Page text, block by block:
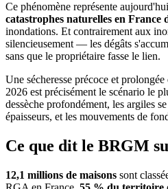
Ce phénomène représente aujourd'hui
catastrophes naturelles en France
inondations. Et contrairement aux
silencieusement — les dégâts
sans que le propriétaire fasse le lien.
Une sécheresse précoce et
2026 est précisément le scénario le
dessèche profondément, les argiles
épaisseurs, et les mouvements de
Ce que dit le BRGM
12,1 millions de maisons sont